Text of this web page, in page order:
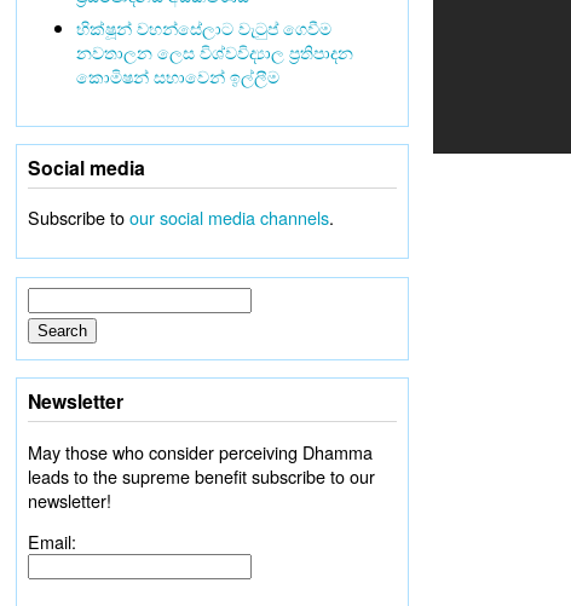
භික්ෂූන් වහන්සේලාට වැටුප් ගෙවීම
නවතාලන ලෙස විශ්වවිද්‍යාල ප්‍රතිපාදන
කොමිෂන් සභාවෙන් ඉල්ලීම
Social media
Subscribe toour social media channels.
Newsletter
May those who consider perceiving Dhamma
leads to the supreme benefit subscribe to our
newsletter!
Email: